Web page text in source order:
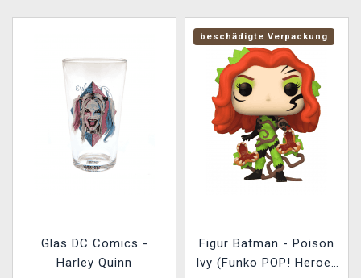
Glas DC Comics -
Harley Quinn
beschädigte Verpackung
Figur Batman - Poison
Ivy (Funko POP! Heroes